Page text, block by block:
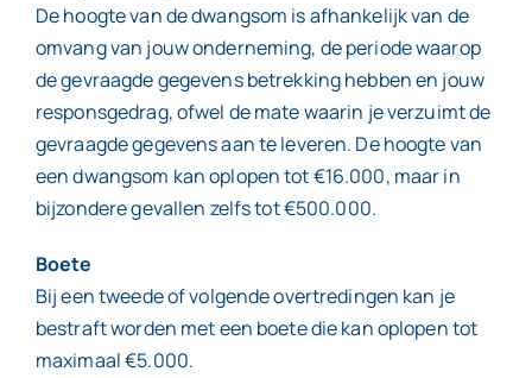
De hoogte van de dwangsom is afhankelijk van de
omvang van jouw onderneming, de periode waarop
de gevraagde gegevens betrekking hebben en jouw
responsgedrag, ofwel de mate waarin je verzuimt de
gevraagde gegevens aan te leveren. De hoogte van
een dwangsom kan oplopen tot €16.000, maar in
bijzondere gevallen zelfs tot €500.000.
Boete
Bij een tweede of volgende overtredingen kan je
bestraft worden met een boete die kan oplopen tot
maximaal €5.000.